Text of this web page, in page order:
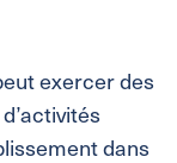
exercer des
dans